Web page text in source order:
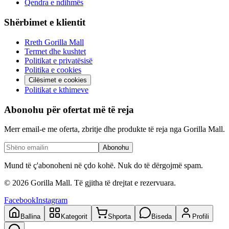
Qendra e ndihmës
Shërbimet e klientit
Rreth Gorilla Mall
Termet dhe kushtet
Politikat e privatësisë
Politika e cookies
Cilësimet e cookies
Politikat e kthimeve
Abonohu për ofertat më të reja
Merr email-e me oferta, zbritje dhe produkte të reja nga Gorilla Mall.
Abonohu
Mund të ç'abonoheni në çdo kohë. Nuk do të dërgojmë spam.
© 2026 Gorilla Mall. Të gjitha të drejtat e rezervuara.
FacebookInstagram
Ballina Kategorit Shporta Biseda Profili